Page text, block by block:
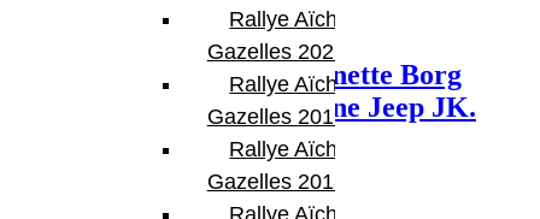
L’équipage 403 James Jeanette Borg
Anne-Marie au volant d’une Jeep JK.
Rallye Aïcha des
Gazelles 2021 -30th
Rallye Aïcha des
Gazelles 2019
Rallye Aïcha des
Gazelles 2018
Rallye Aïcha des